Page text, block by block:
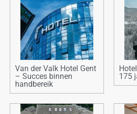
Van der Valk Hotel Gent
– Succes binnen
handbereik
175